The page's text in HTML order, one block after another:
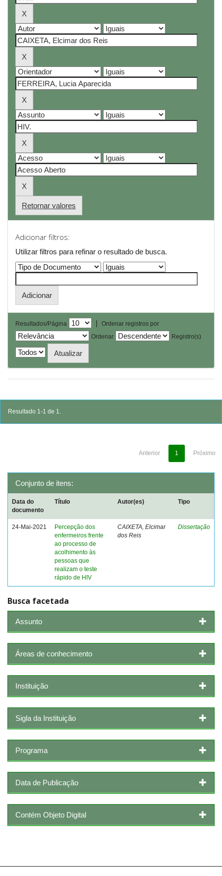
Retornar valores
Adicionar filtros:
Utilizar filtros para refinar o resultado de busca.
Resultados/Página |
Ordenar registros por
Ordenar
Registro(s)
Resultado 1-1 de 1.
Anterior 1 Próximo
Conjunto de itens:
Data do
documento
Título Autor(es) Tipo
24-Mai-2021
Percepção dos
enfermeiros frente
ao processo de
acolhimento às
pessoas que
realizam o teste
rápido de HIV
CAIXETA, Elcimar
dos Reis
Dissertação
Busca facetada
Assunto
Áreas de conhecimento
Instituição
Sigla da Instituição
Programa
Data de Publicação
Contém Objeto Digital